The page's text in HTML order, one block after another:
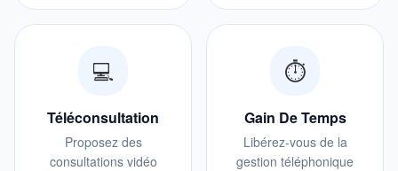
💻
Téléconsultation
Proposez des
consultations vidéo
⏱️
Gain De Temps
Libérez-vous de la
gestion téléphonique